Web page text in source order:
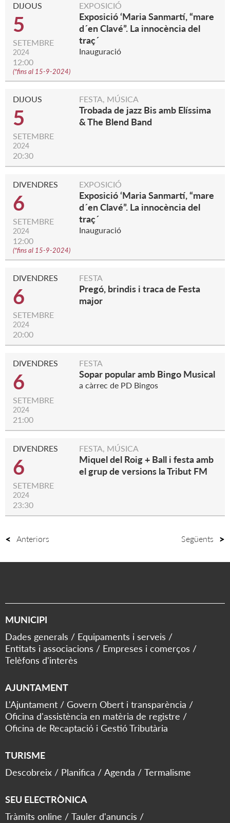
DIJOUS
5
SETEMBRE
2024
12:00
(*fins al 15-9-2024)
EXPOSICIÓ
Exposició ‘Maria Sanmartí, “mare
d´en Clavé”. La innocència del
traç´
Inauguració
DIJOUS
5
SETEMBRE
2024
20:30
FESTA, MÚSICA
Trobada de jazz Bis amb Elíssima
& The Blend Band
DIVENDRES
6
SETEMBRE
2024
12:00
(*fins al 15-9-2024)
EXPOSICIÓ
Exposició ‘Maria Sanmartí, “mare
d´en Clavé”. La innocència del
traç´
Inauguració
DIVENDRES
6
SETEMBRE
2024
20:00
FESTA
Pregó, brindis i traca de Festa
major
DIVENDRES
6
SETEMBRE
2024
21:00
FESTA
Sopar popular amb Bingo Musical
a càrrec de PD Bingos
DIVENDRES
6
SETEMBRE
2024
23:30
FESTA, MÚSICA
Miquel del Roig + Ball i festa amb
el grup de versions la Tribut FM
Anteriors Següents
MUNICIPI
Dades generals
Equipaments i serveis
Entitats i associacions
Empreses i comerços
Telèfons d'interès
AJUNTAMENT
L'Ajuntament
Govern Obert i transparència
Oficina d'assistència en matèria de registre
Oficina de Recaptació i Gestió Tributària
TURISME
Descobreix
Planifica Agenda Termalisme
SEU ELECTRÒNICA
Tràmits online
Tauler d'anuncis